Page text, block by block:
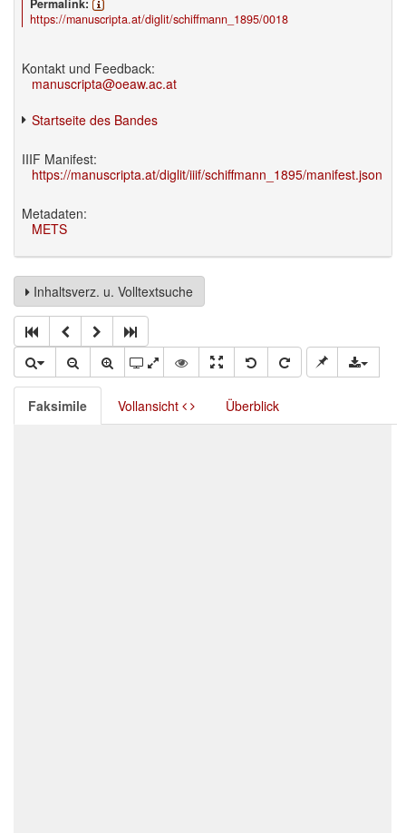
Permalink:
https://manuscripta.at/diglit/schiffmann_1895/0018
Kontakt und Feedback:
manuscripta@oeaw.ac.at
Startseite des Bandes
IIIF Manifest:
https://manuscripta.at/diglit/iiif/schiffmann_1895/manifest.json
Metadaten:
METS
Inhaltsverz. u. Volltextsuche
Faksimile Vollansicht Überblick